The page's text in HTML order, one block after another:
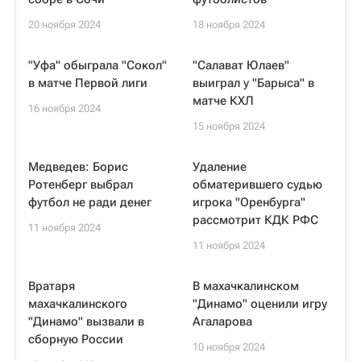
20 ноября 2024 18 ноября 2024
"Уфа" обыграла "Сокол"
в матче Первой лиги
16 ноября 2024
"Салават Юлаев"
выиграл у "Барыса" в
матче КХЛ
15 ноября 2024
Медведев: Борис
Ротенберг выбрал
футбол не ради денег
11 ноября 2024
Удаление
обматерившего судью
игрока "Оренбурга"
рассмотрит КДК РФС
11 ноября 2024
Вратаря
махачкалинского
"Динамо" вызвали в
сборную России
В махачкалинском
"Динамо" оценили игру
Агаларова
10 ноября 2024